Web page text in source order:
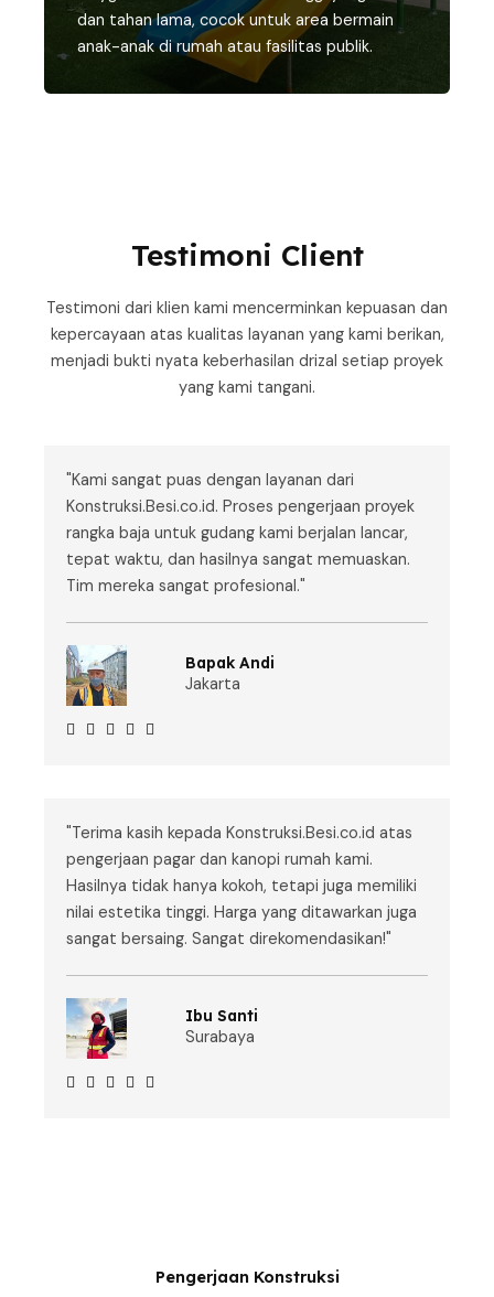
dan tahan lama, cocok untuk area bermain
anak-anak di rumah atau fasilitas publik.
Testimoni Client
Testimoni dari klien kami mencerminkan kepuasan dan
kepercayaan atas kualitas layanan yang kami berikan,
menjadi bukti nyata keberhasilan drizal setiap proyek
yang kami tangani.
"Kami sangat puas dengan layanan dari
Konstruksi.Besi.co.id. Proses pengerjaan proyek
rangka baja untuk gudang kami berjalan lancar,
tepat waktu, dan hasilnya sangat memuaskan.
Tim mereka sangat profesional."
Bapak Andi
Jakarta
    
"Terima kasih kepada Konstruksi.Besi.co.id atas
pengerjaan pagar dan kanopi rumah kami.
Hasilnya tidak hanya kokoh, tetapi juga memiliki
nilai estetika tinggi. Harga yang ditawarkan juga
sangat bersaing. Sangat direkomendasikan!"
Ibu Santi
Surabaya
    
Pengerjaan Konstruksi